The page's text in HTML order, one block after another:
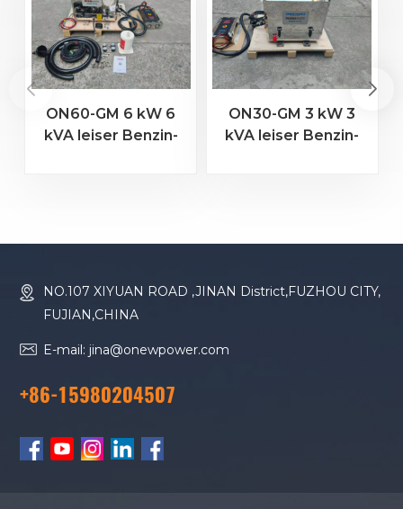
ON60-GM 6 kW 6
kVA leiser Benzin-
ON30-GM 3 kW 3
kVA leiser Benzin-
NO.107 XIYUAN ROAD ,JINAN District,FUZHOU CITY,
FUJIAN,CHINA
E-mail: jina@onewpower.com
+86-15980204507